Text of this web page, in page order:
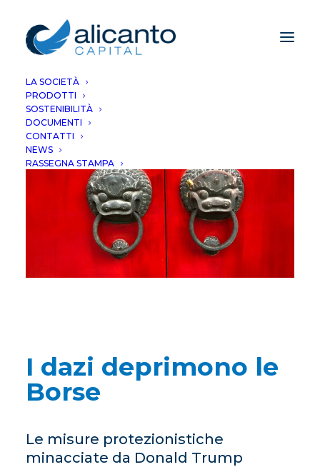
LA SOCIETÀ
PRODOTTI
SOSTENIBILITÀ
DOCUMENTI
CONTATTI
NEWS
RASSEGNA STAMPA
I dazi deprimono le
Borse
Le misure protezionistiche
minacciate da Donald Trump